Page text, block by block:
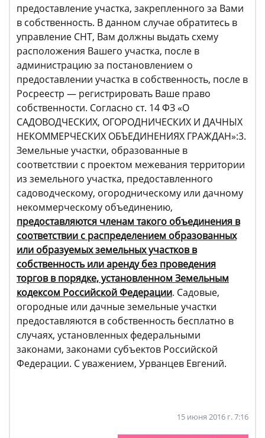
предоставление участка, закрепленного за Вами
в собственность. В данном случае обратитесь в
управление СНТ, Вам должны выдать схему
расположения Вашего участка, после в
администрацию за постановлением о
предоставлении участка в собственность, после в
Росреестр — регистрировать Ваше право
собственности. Согласно ст. 14 ФЗ «О
САДОВОДЧЕСКИХ, ОГОРОДНИЧЕСКИХ И ДАЧНЫХ
НЕКОММЕРЧЕСКИХ ОБЪЕДИНЕНИЯХ ГРАЖДАН»:3.
Земельные участки, образованные в
соответствии с проектом межевания территории
из земельного участка, предоставленного
садоводческому, огородническому или дачному
некоммерческому объединению,
предоставляются членам такого объединения в
соответствии с распределением образованных
или образуемых земельных участков в
собственность или аренду без проведения
торгов в порядке, установленном Земельным
кодексом Российской Федерации. Садовые,
огородные или дачные земельные участки
предоставляются в собственность бесплатно в
случаях, установленных федеральными
законами, законами субъектов Российской
Федерации. С уважением, Урванцев Евгений.
15 июня 2016 г. 7:16